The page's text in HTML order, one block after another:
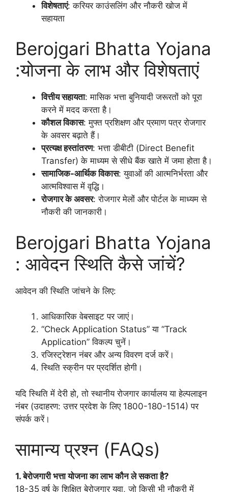
विशेषताएं: करियर काउंसलिंग और नौकरी खोज में
सहायता
Berojgari Bhatta Yojana
:योजना के लाभ और विशेषताएं
वित्तीय सहायता: मासिक भत्ता बुनियादी जरूरतों को पूरा
करने में मदद करता है।
कौशल विकास: मुफ्त प्रशिक्षण और प्रमाण पत्र रोजगार
के अवसर बढ़ाते हैं।
प्रत्यक्ष हस्तांतरण: भत्ता डीबीटी (Direct Benefit
Transfer) के माध्यम से सीधे बैंक खाते में जमा होता है।
सामाजिक-आर्थिक विकास: युवाओं की आत्मनिर्भरता और
आत्मविश्वास में वृद्धि।
रोजगार के अवसर: रोजगार मेलों और पोर्टल के माध्यम से
नौकरी की जानकारी।
Berojgari Bhatta Yojana
: आवेदन स्थिति कैसे जांचें?
आवेदन की स्थिति जांचने के लिए:
आधिकारिक वेबसाइट पर जाएं।
“Check Application Status” या “Track
Application” विकल्प चुनें।
रजिस्ट्रेशन नंबर और अन्य विवरण दर्ज करें।
स्थिति स्क्रीन पर प्रदर्शित होगी।
यदि स्थिति में देरी हो, तो स्थानीय रोजगार कार्यालय या हेल्पलाइन
नंबर (उदाहरण: उत्तर प्रदेश के लिए 1800-180-1514) पर
संपर्क करें।
सामान्य प्रश्न (FAQs)
1. बेरोजगारी भत्ता योजना का लाभ कौन ले सकता है?
18-35 वर्ष के शिक्षित बेरोजगार युवा, जो किसी भी नौकरी में